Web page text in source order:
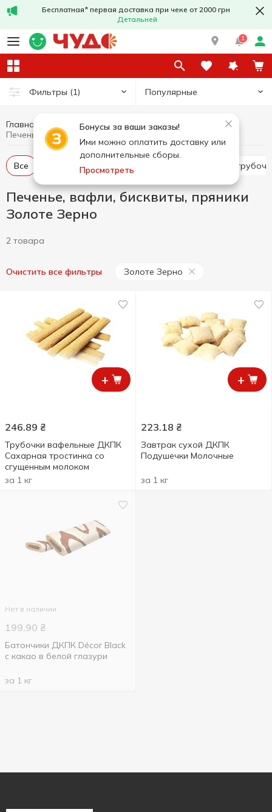
Бесплатная* первая доставка при чеке от 2000 грн
Детальней
1
Фильтры (1) Популярные
Бонусы за ваши заказы!
Ими можно оплатить доставку или
дополнительные сборы.
Просмотреть
Главная Сладости
Все Вафельные торты,
Печенье, вафли, бисквиты, пряники
Золоте Зерно
2 товара
Очистить все фильтры Золоте Зерно
+
246.89 ₴
Трубочки вафельные ДКПК
Сахарная тростинка со
сгущенным молоком
за 1 кг
+
223.18 ₴
Завтрак сухой ДКПК
Подушечки Молочные
за 1 кг
Нет в наличии
199.90 ₴
Батончики ДКПК Déсor Black
с какао в белой глазури
за 1 кг